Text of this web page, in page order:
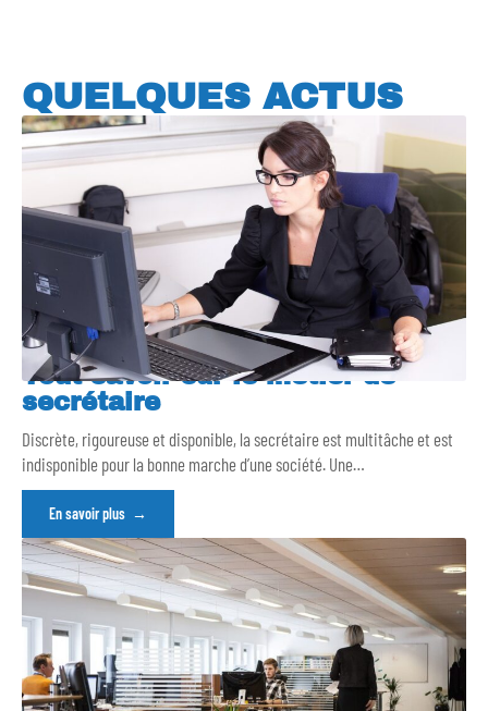
QUELQUES ACTUS
Tout savoir sur le métier de
secrétaire
Discrète, rigoureuse et disponible, la secrétaire est multitâche et est
indisponible pour la bonne marche d’une société. Une…
En savoir plus